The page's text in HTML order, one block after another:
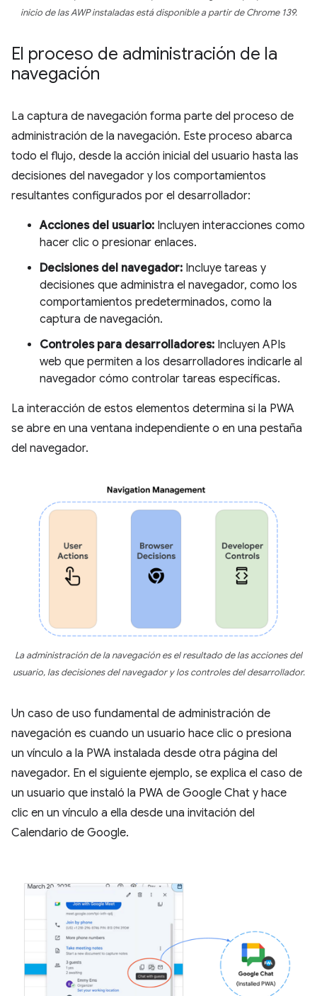
inicio de las AWP instaladas está disponible a partir de Chrome 139.
El proceso de administración de la
navegación
La captura de navegación forma parte del proceso de
administración de la navegación. Este proceso abarca
todo el flujo, desde la acción inicial del usuario hasta las
decisiones del navegador y los comportamientos
resultantes configurados por el desarrollador:
Acciones del usuario: Incluyen interacciones como
hacer clic o presionar enlaces.
Decisiones del navegador: Incluye tareas y
decisiones que administra el navegador, como los
comportamientos predeterminados, como la
captura de navegación.
Controles para desarrolladores: Incluyen APIs
web que permiten a los desarrolladores indicarle al
navegador cómo controlar tareas específicas.
La interacción de estos elementos determina si la PWA
se abre en una ventana independiente o en una pestaña
del navegador.
La administración de la navegación es el resultado de las acciones del
usuario, las decisiones del navegador y los controles del desarrollador.
Un caso de uso fundamental de administración de
navegación es cuando un usuario hace clic o presiona
un vínculo a la PWA instalada desde otra página del
navegador. En el siguiente ejemplo, se explica el caso de
un usuario que instaló la PWA de Google Chat y hace
clic en un vínculo a ella desde una invitación del
Calendario de Google.